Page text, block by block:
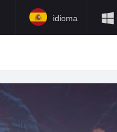
idioma